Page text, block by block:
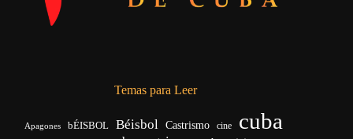
Temas para Leer
Apagones bÉISBOL Béisbol Castrismo cine cuba